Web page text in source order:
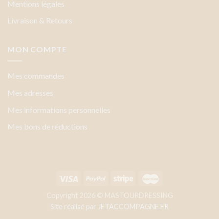
Mentions légales
Livraison & Retours
MON COMPTE
Mes commandes
Mes adresses
Mes informations personnelles
Mes bons de réductions
Copyright 2026 © MASTOURDRESSING
Site réalisé par JETACCOMPAGNE.FR